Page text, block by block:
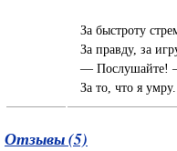
За быстроту
За правду, за
— Послушайте!
За то, что я умру.
Отзывы (5)